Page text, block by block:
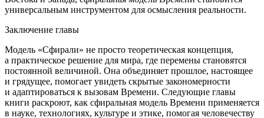
универсальным инструментом для осмысления реальности.
Заключение главы
Модель «Сфирали» не просто теоретическая концепция,
а практическое решение для мира, где перемены становятся
постоянной величиной. Она объединяет прошлое, настоящее
и грядущее, помогает увидеть скрытые закономерности
и адаптироваться к вызовам Времени. Следующие главы
книги раскроют, как сфиральная модель Времени применяется
в науке, технологиях, культуре и этике, помогая человечеству